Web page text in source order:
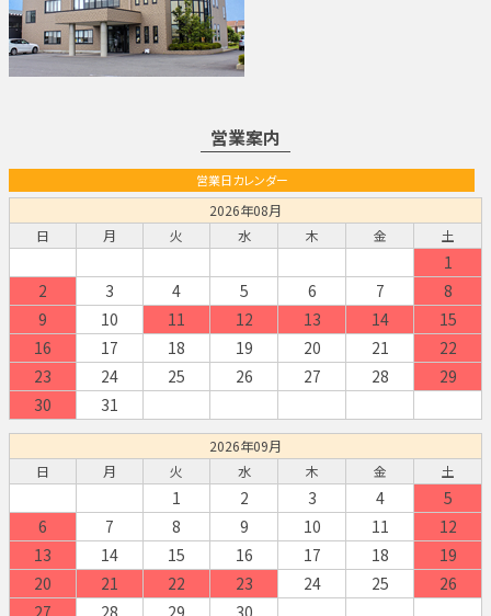
営業案内
営業日カレンダー
2026年08月
日
月 火 水 木 金 土
1
2
3 4 5 6 7
8
9
10 11 12 13 14
15
16
17 18 19 20 21
22
23
24 25 26 27 28
29
30
31
2026年09月
日
月 火 水 木 金 土
1 2 3 4
5
6
7 8 9 10 11
12
13
14 15 16 17 18
19
20
21 22 23 24 25
26
27
28 29 30